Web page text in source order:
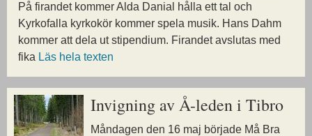
På firandet kommer Alda Danial hålla ett tal och
Kyrkofalla kyrkokör kommer spela musik. Hans Dahm
kommer att dela ut stipendium. Firandet avslutas med
fika Läs hela texten
Invigning av Å-leden i Tibro
Måndagen den 16 maj började Må Bra